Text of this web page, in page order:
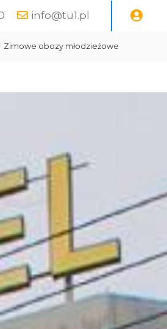
info@tu1.pl
Zimowe obozy młodzieżowe